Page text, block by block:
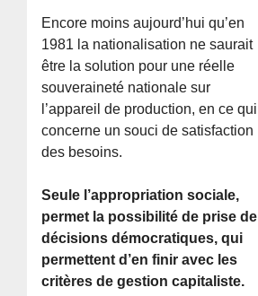
Encore moins aujourd’hui qu’en
1981 la nationalisation ne saurait
être la solution pour une réelle
souveraineté nationale sur
l’appareil de production, en ce qui
concerne un souci de satisfaction
des besoins.
Seule l’appropriation sociale,
permet la possibilité de prise de
décisions démocratiques, qui
permettent d’en finir avec les
critères de gestion capitaliste.